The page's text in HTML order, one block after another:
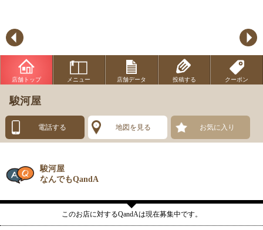
店舗トップ メニュー 店舗データ 投稿する クーポン
駿河屋
電話する 地図を見る お気に入り
駿河屋
なんでもQandA
このお店に対するQandAは現在募集中です。